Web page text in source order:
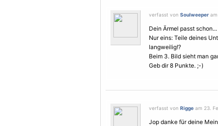
verfasst von Soulweeper
Dein Ärmel passt
Nur eins: Teile deines
langweilig!?
Beim 3. Bild sieht man
Geb dir 8 Punkte. ;-)
verfasst von Rigge am 23.
Jop danke für deine